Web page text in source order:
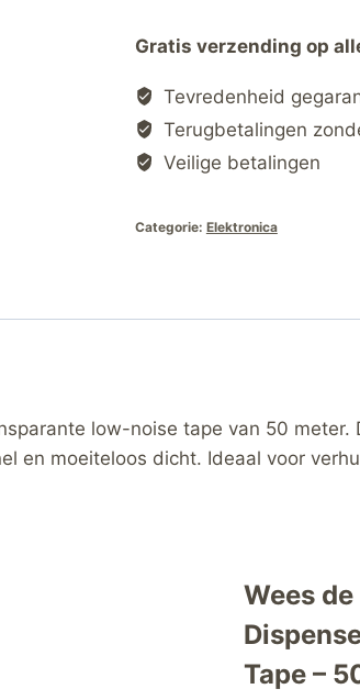
met
Transparante
Low-
Noise
Tape
50m
–
Blauw
hoeveelheid
Gratis verzending op
Tevredenheid
Terugbetalingen
Veilige betalingen
Categorie: Elektronica
low-noise tape van 50
en moeiteloos dicht. Ideaal voor
Wees
Tape –